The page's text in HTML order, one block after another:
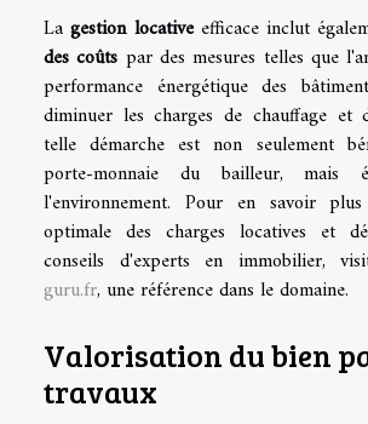
Lagestion locativeefficace inclut
des coûts par des mesures telles que
performance énergétique des
diminuer les charges de chauffage et
telle démarche est non seulement
porte-monnaie du bailleur, mais
l'environnement. Pour en savoir
optimale des charges locatives et
conseils d'experts en immobilier,
guru.fr, une référence dans le domaine.
Valorisation du bien
travaux